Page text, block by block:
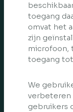
toegang
omvat het
zijn
toegang
We
verbeteren
gebruikers